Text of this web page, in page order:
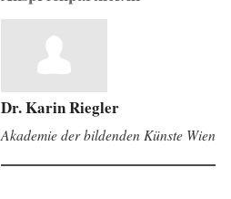
Dr. Karin Riegler
Akademie der bildenden Künste Wien